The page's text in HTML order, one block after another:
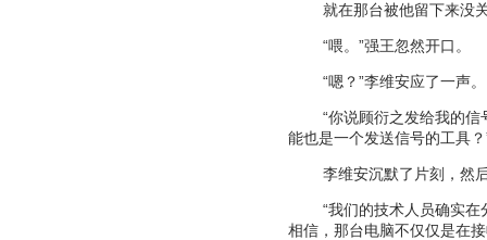
就在那台被他留下来没
“喂。 ”强王忽然开口。
“嗯？”李维安应了一声。
“你说顾衍之发给我的信
能也是一个发送信号的工具？
李维安沉默了片刻，然
“我们的技术人员确实在
相信，那台电脑不仅仅是在